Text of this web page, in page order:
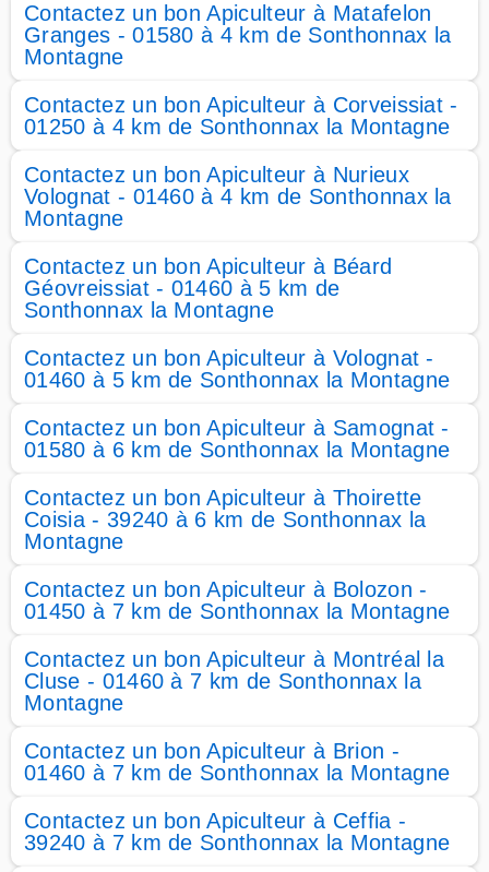
Contactez un bon Apiculteur à Matafelon
Granges - 01580 à 4 km de Sonthonnax la
Montagne
Contactez un bon Apiculteur à Corveissiat -
01250 à 4 km de Sonthonnax la Montagne
Contactez un bon Apiculteur à Nurieux
Volognat - 01460 à 4 km de Sonthonnax la
Montagne
Contactez un bon Apiculteur à Béard
Géovreissiat - 01460 à 5 km de
Sonthonnax la Montagne
Contactez un bon Apiculteur à Volognat -
01460 à 5 km de Sonthonnax la Montagne
Contactez un bon Apiculteur à Samognat -
01580 à 6 km de Sonthonnax la Montagne
Contactez un bon Apiculteur à Thoirette
Coisia - 39240 à 6 km de Sonthonnax la
Montagne
Contactez un bon Apiculteur à Bolozon -
01450 à 7 km de Sonthonnax la Montagne
Contactez un bon Apiculteur à Montréal la
Cluse - 01460 à 7 km de Sonthonnax la
Montagne
Contactez un bon Apiculteur à Brion -
01460 à 7 km de Sonthonnax la Montagne
Contactez un bon Apiculteur à Ceffia -
39240 à 7 km de Sonthonnax la Montagne